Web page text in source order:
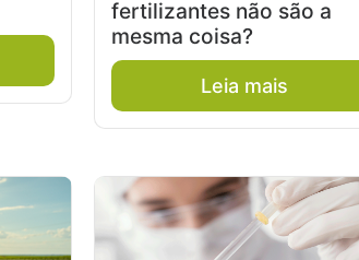
fertilizantes não são a
mesma coisa?
Leia mais